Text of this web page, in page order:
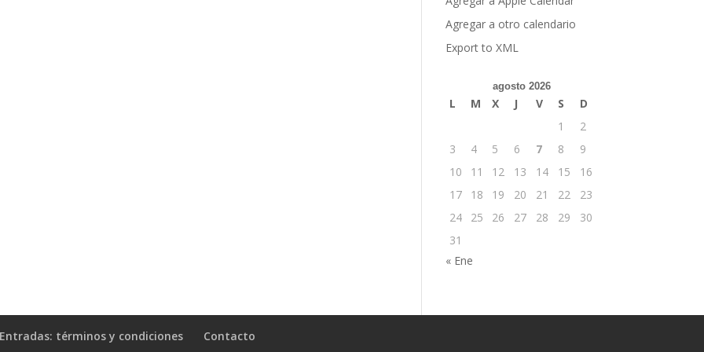
Agregar a otro calendario
Export to XML
agosto 2026
L M X J V S
D
1
2
3
4 5 6 7 8
9
10
11 12 13 14 15
16
17
18 19 20 21 22
23
24
25 26 27 28 29
30
31
« Ene
Entradas: términos y condiciones Contacto